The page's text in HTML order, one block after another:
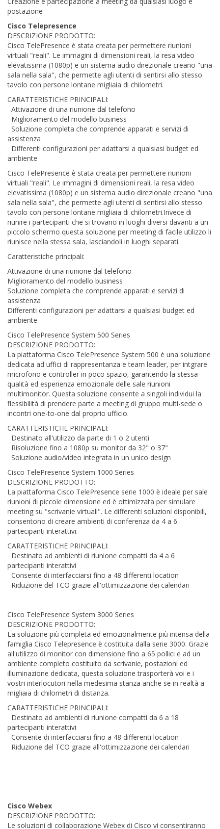
postazione
Cisco Telepresence
DESCRIZIONE PRODOTTO:
Cisco TelePresence è stata creata per permettere riunioni
virtuali "reali". Le immagini di dimensioni reali, la resa video
elevatissima (1080p) e un sistema audio direzionale creano "una
sala nella sala", che permette agli utenti di sentirsi allo stesso
tavolo con persone lontane migliaia di chilometri.
CARATTERISTICHE PRINCIPALI:
Attivazione di una riunione dal telefono
Miglioramento del modello business
Soluzione completa che comprende apparati e servizi di
assistenza
Differenti configurazioni per adattarsi a qualsiasi budget ed
ambiente
Cisco TelePresence è stata creata per permettere riunioni
virtuali "reali". Le immagini di dimensioni reali, la resa video
elevatissima (1080p) e un sistema audio direzionale creano "una
sala nella sala", che permette agli utenti di sentirsi allo stesso
tavolo con persone lontane migliaia di chilometri.Invece di
riunire i partecipanti che si trovano in luoghi diversi davanti a un
piccolo schermo questa soluzione per meeting di facile utilizzo li
riunisce nella stessa sala, lasciandoli in luoghi separati.
Caratteristiche principali:
Attivazione di una riunione dal telefono
Miglioramento del modello business
Soluzione completa che comprende apparati e servizi di
assistenza
Differenti configurazioni per adattarsi a qualsiasi budget ed
ambiente
Cisco TelePresence System 500 Series
DESCRIZIONE PRODOTTO:
La piattaforma Cisco TelePresence System 500 è una soluzione
dedicata ad uffici di rappresentanza e team leader, per intgrare
microfono e controller in poco spazio, garantendo la stessa
qualità ed esperienza emozionale delle sale riunioni
multimonitor. Questa soluzione consente a singoli individui la
flessibilità di prendere parte a meeting di gruppo multi-sede o
incontri one-to-one dal proprio ufficio.
CARATTERISTICHE PRINCIPALI:
Destinato all'utilizzo da parte di 1 o 2 utenti
Risoluzione fino a 1080p su monitor da 32" o 37"
Soluzione audio/video integrata in un unico design
Cisco TelePresence System 1000 Series
DESCRIZIONE PRODOTTO:
La piattaforma Cisco TelePresence serie 1000 è ideale per sale
riunioni di piccole dimensione ed è ottimizzata per simulare
meeting su "scrivanie virtuali". Le differenti soluzioni disponibili,
consentono di creare ambienti di conferenza da 4 a 6
partecipanti interattivi.
CARATTERISTICHE PRINCIPALI:
Destinato ad ambienti di riunione compatti da 4 a 6
partecipanti interattivi
Consente di interfacciarsi fino a 48 differenti location
Riduzione del TCO grazie all'ottimizzazione dei calendari
Cisco TelePresence System 3000 Series
DESCRIZIONE PRODOTTO:
La soluzione più completa ed emozionalmente più intensa della
famiglia Cisco Telepresence è costituita dalla serie 3000. Grazie
all'utilizzo di monitor con dimensione fino a 65 pollici e ad un
ambiente completo costituito da scrivanie, postazioni ed
illuminazione dedicata, questa soluzione trasporterà voi e i
vostri interlocutori nella medesima stanza anche se in realtà a
migliaia di chilometri di distanza.
CARATTERISTICHE PRINCIPALI:
Destinato ad ambienti di riunione compatti da 6 a 18
partecipanti interattivi
Consente di interfacciarsi fino a 48 differenti location
Riduzione del TCO grazie all'ottimizzazione dei calendari
Cisco Webex
DESCRIZIONE PRODOTTO:
Le soluzioni di collaborazione Webex di Cisco vi consentiranno